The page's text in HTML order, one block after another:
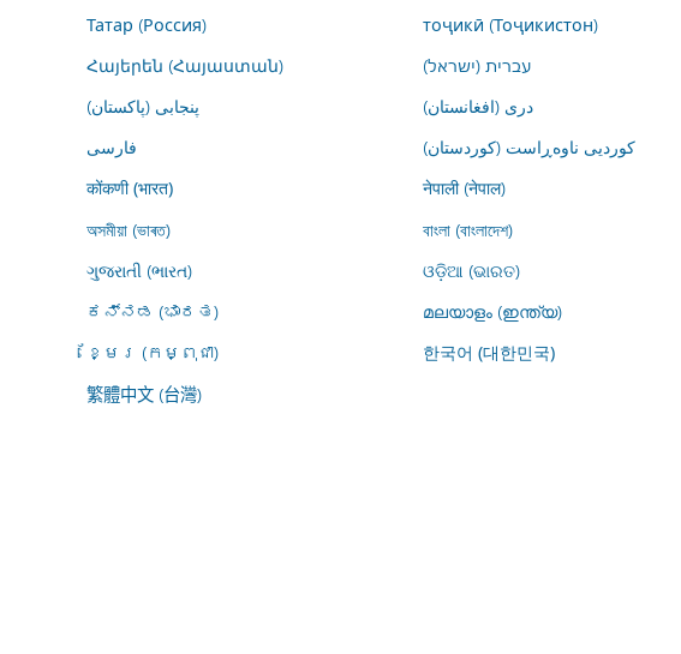
Татар (Россия)
тоҷикӣ (Тоҷикистон)
Հայերեն (Հայաստան)
עברית (ישראל)
پنجابی (پاکستان)
درى (افغانستان)
فارسى
کوردیی ناوەڕاست (کوردستان)
कोंकणी (भारत) नेपाली (नेपाल)
অসমীয়া (ভাৰত) বাংলা (বাংলাদেশ)
ગુજરાતી (ભારત)
ଓଡ଼ିଆ (ଭାରତ)
ಕನ್ನಡ (ಭಾರತ)
മലയാളം (ഇന്ത്യ)
ខ្មែរ (កម្ពុជា)
한국어 (대한민국)
繁體中文 (台灣)